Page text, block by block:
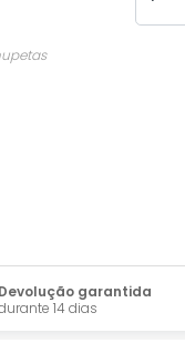
Devolução garantida
14 dias